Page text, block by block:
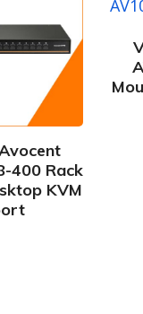
400 Rack
KVM